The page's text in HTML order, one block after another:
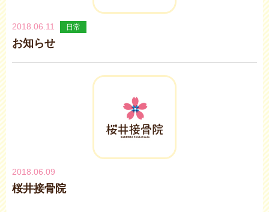
2018.06.11 日常
お知らせ
2018.06.09
桜井接骨院